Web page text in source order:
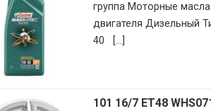
группа Моторные масла
двигателя Дизельный
40 [...]
101 16/7 ET48